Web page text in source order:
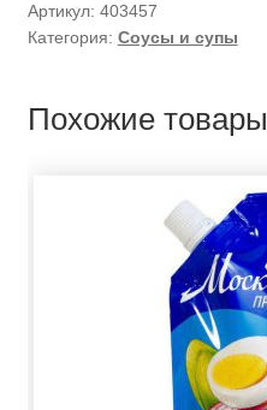
Артикул: 403457
Категория: Соусы и супы
Похожие товары